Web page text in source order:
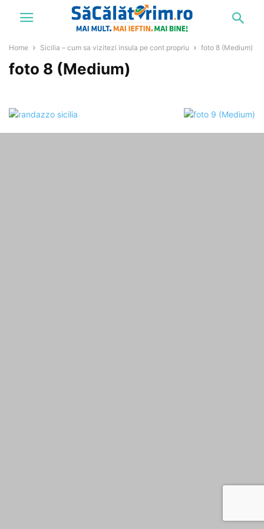
Home Sicilia – cum sa vizitezi insula pe cont propriu foto 8 (Medium)
foto 8 (Medium)